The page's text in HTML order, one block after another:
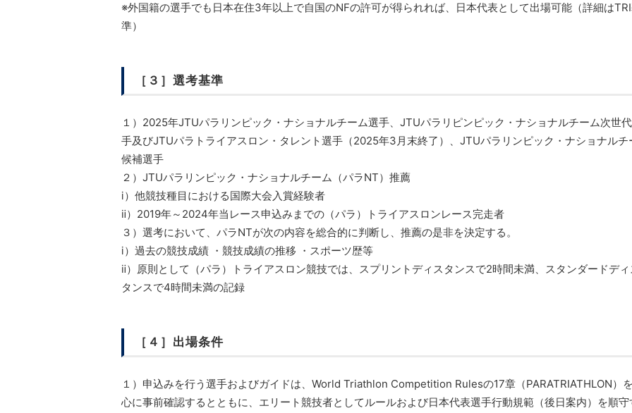
※外国籍の選手でも日本在住3年以上で自国のNFの許可が得られれば、日本代表として出場可能（詳細は
準）
［３］選考基準
１）2025年JTUパラリンピック・ナショナルチーム選手、JTUパラリピンピック・ナショナルチーム次世
手及びJTUパラトライアスロン・タレント選手（2025年3月末終了）、JTUパラリンピック・ナショナルチ
候補選手
２）JTUパラリンピック・ナショナルチーム（パラNT）推薦
ⅰ）他競技種目における国際大会入賞経験者
ⅱ）2019年～2024年当レース申込みまでの（パラ）トライアスロンレース完走者
３）選考において、パラNTが次の内容を総合的に判断し、推薦の是非を決定する。
ⅰ）過去の競技成績 ・競技成績の推移 ・スポーツ歴等
ⅱ）原則として（パラ）トライアスロン競技では、スプリントディスタンスで2時間未満、スタンダードディ
タンスで4時間未満の記録
［４］出場条件
１）申込みを行う選手およびガイドは、World Triathlon Competition Rulesの17章（PARATRIATHLON）
心に事前確認するとともに、エリート競技者としてルールおよび日本代表選手行動規範（後日案内）を順守